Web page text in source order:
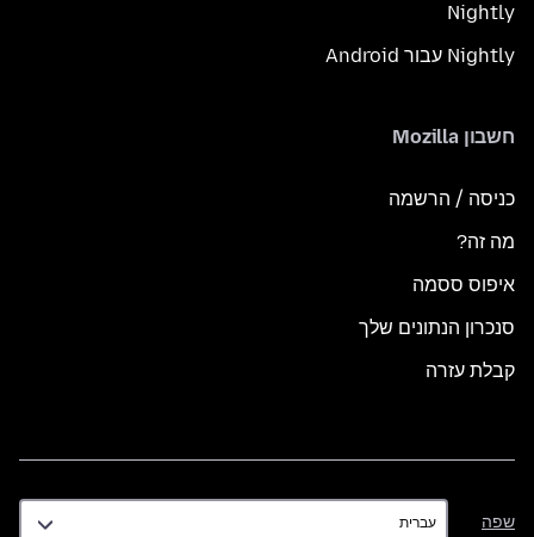
Nightly
Nightly עבור Android
חשבון Mozilla
כניסה / הרשמה
מה זה?
איפוס ססמה
סנכרון הנתונים שלך
קבלת עזרה
שפה
שפה